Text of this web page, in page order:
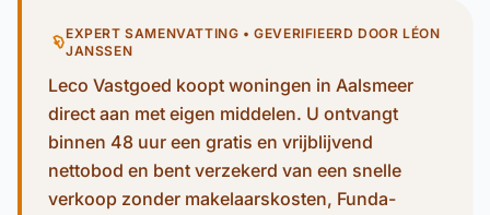
EXPERT SAMENVATTING • GEVERIFIEERD DOOR LÉON
JANSSEN
Leco Vastgoed koopt woningen in Aalsmeer
direct aan met eigen middelen. U ontvangt
binnen 48 uur een gratis en vrijblijvend
nettobod en bent verzekerd van een snelle
verkoop zonder makelaarskosten, Funda-